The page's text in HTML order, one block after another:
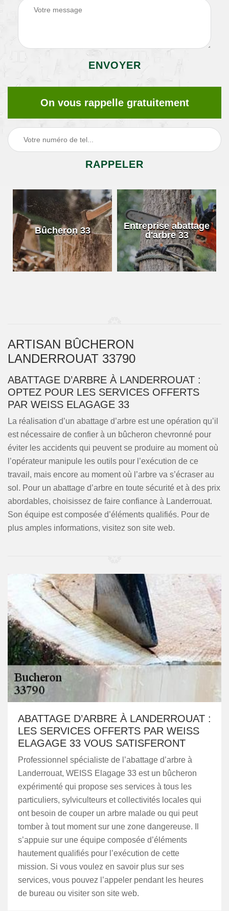
On vous rappelle gratuitement
Bûcheron 33
Entreprise abattage
d'arbre 33
ARTISAN BÛCHERON
LANDERROUAT 33790
ABATTAGE D’ARBRE À LANDERROUAT :
OPTEZ POUR LES SERVICES OFFERTS
PAR WEISS ELAGAGE 33
La réalisation d’un abattage d’arbre est une opération qu’il
est nécessaire de confier à un bûcheron chevronné pour
éviter les accidents qui peuvent se produire au moment où
l’opérateur manipule les outils pour l’exécution de ce
travail, mais encore au moment où l’arbre va s’écraser au
sol. Pour un abattage d’arbre en toute sécurité et à des prix
abordables, choisissez de faire confiance à Landerrouat.
Son équipe est composée d’éléments qualifiés. Pour de
plus amples informations, visitez son site web.
ABATTAGE D’ARBRE À LANDERROUAT :
LES SERVICES OFFERTS PAR WEISS
ELAGAGE 33 VOUS SATISFERONT
Professionnel spécialiste de l’abattage d’arbre à
Landerrouat, WEISS Elagage 33 est un bûcheron
expérimenté qui propose ses services à tous les
particuliers, sylviculteurs et collectivités locales qui
ont besoin de couper un arbre malade ou qui peut
tomber à tout moment sur une zone dangereuse. Il
s’appuie sur une équipe composée d’éléments
hautement qualifiés pour l’exécution de cette
mission. Si vous voulez en savoir plus sur ses
services, vous pouvez l’appeler pendant les heures
de bureau ou visiter son site web.